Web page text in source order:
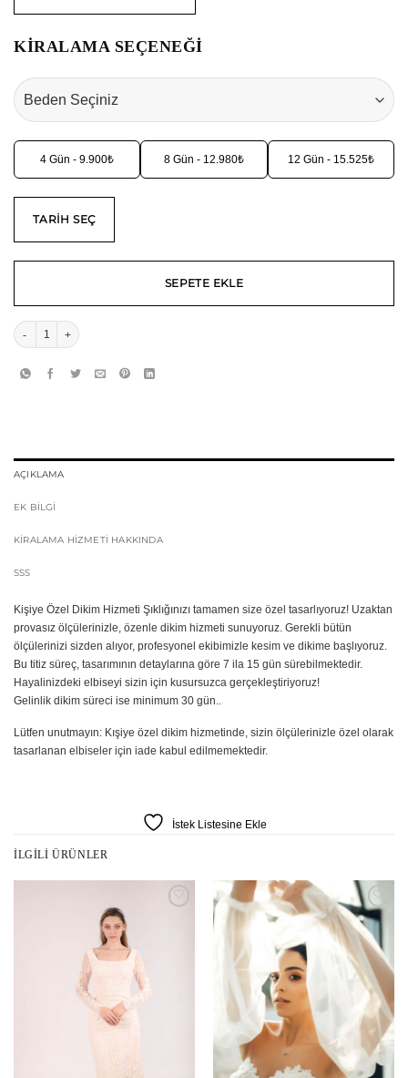
KİRALAMA SEÇENEĞİ
4 Gün - 9.900₺ 8 Gün - 12.980₺ 12 Gün - 15.525₺
TARIH SEÇ
SEPETE EKLE
Dorada Kırmızı Mini Elbise - Tüy ve Dantel Detay - Tasarım Kına Elbisesi adet
AÇIKLAMA
EK BİLGİ
KIRALAMA HIZMETI HAKKINDA
SSS
Kişiye Özel Dikim Hizmeti Şıklığınızı tamamen size özel tasarlıyoruz! Uzaktan
provasız ölçülerinizle, özenle dikim hizmeti sunuyoruz. Gerekli bütün
ölçülerinizi sizden alıyor, profesyonel ekibimizle kesim ve dikime başlıyoruz.
Bu titiz süreç, tasarımının detaylarına göre 7 ila 15 gün sürebilmektedir.
Hayalinizdeki elbiseyi sizin için kusursuzca gerçekleştiriyoruz!
Gelinlik dikim süreci ise minimum 30 gün..
Lütfen unutmayın: Kışiye özel dikim hizmetinde, sizin ölçülerinizle özel olarak
tasarlanan elbiseler için iade kabul edilmemektedir.
İstek Listesine Ekle
İLGILI ÜRÜNLER
İstek
Listesine
Ekle